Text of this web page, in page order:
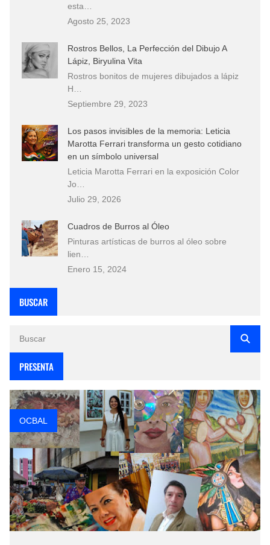
esta…
Agosto 25, 2023
Rostros Bellos, La Perfección del Dibujo A
Lápiz, Biryulina Vita
Rostros bonitos de mujeres dibujados a lápiz
H…
Septiembre 29, 2023
Los pasos invisibles de la memoria: Leticia
Marotta Ferrari transforma un gesto cotidiano
en un símbolo universal
Leticia Marotta Ferrari en la exposición Color
Jo…
Julio 29, 2026
Cuadros de Burros al Óleo
Pinturas artísticas de burros al óleo sobre
lien…
Enero 15, 2024
BUSCAR
PRESENTA
OCBAL